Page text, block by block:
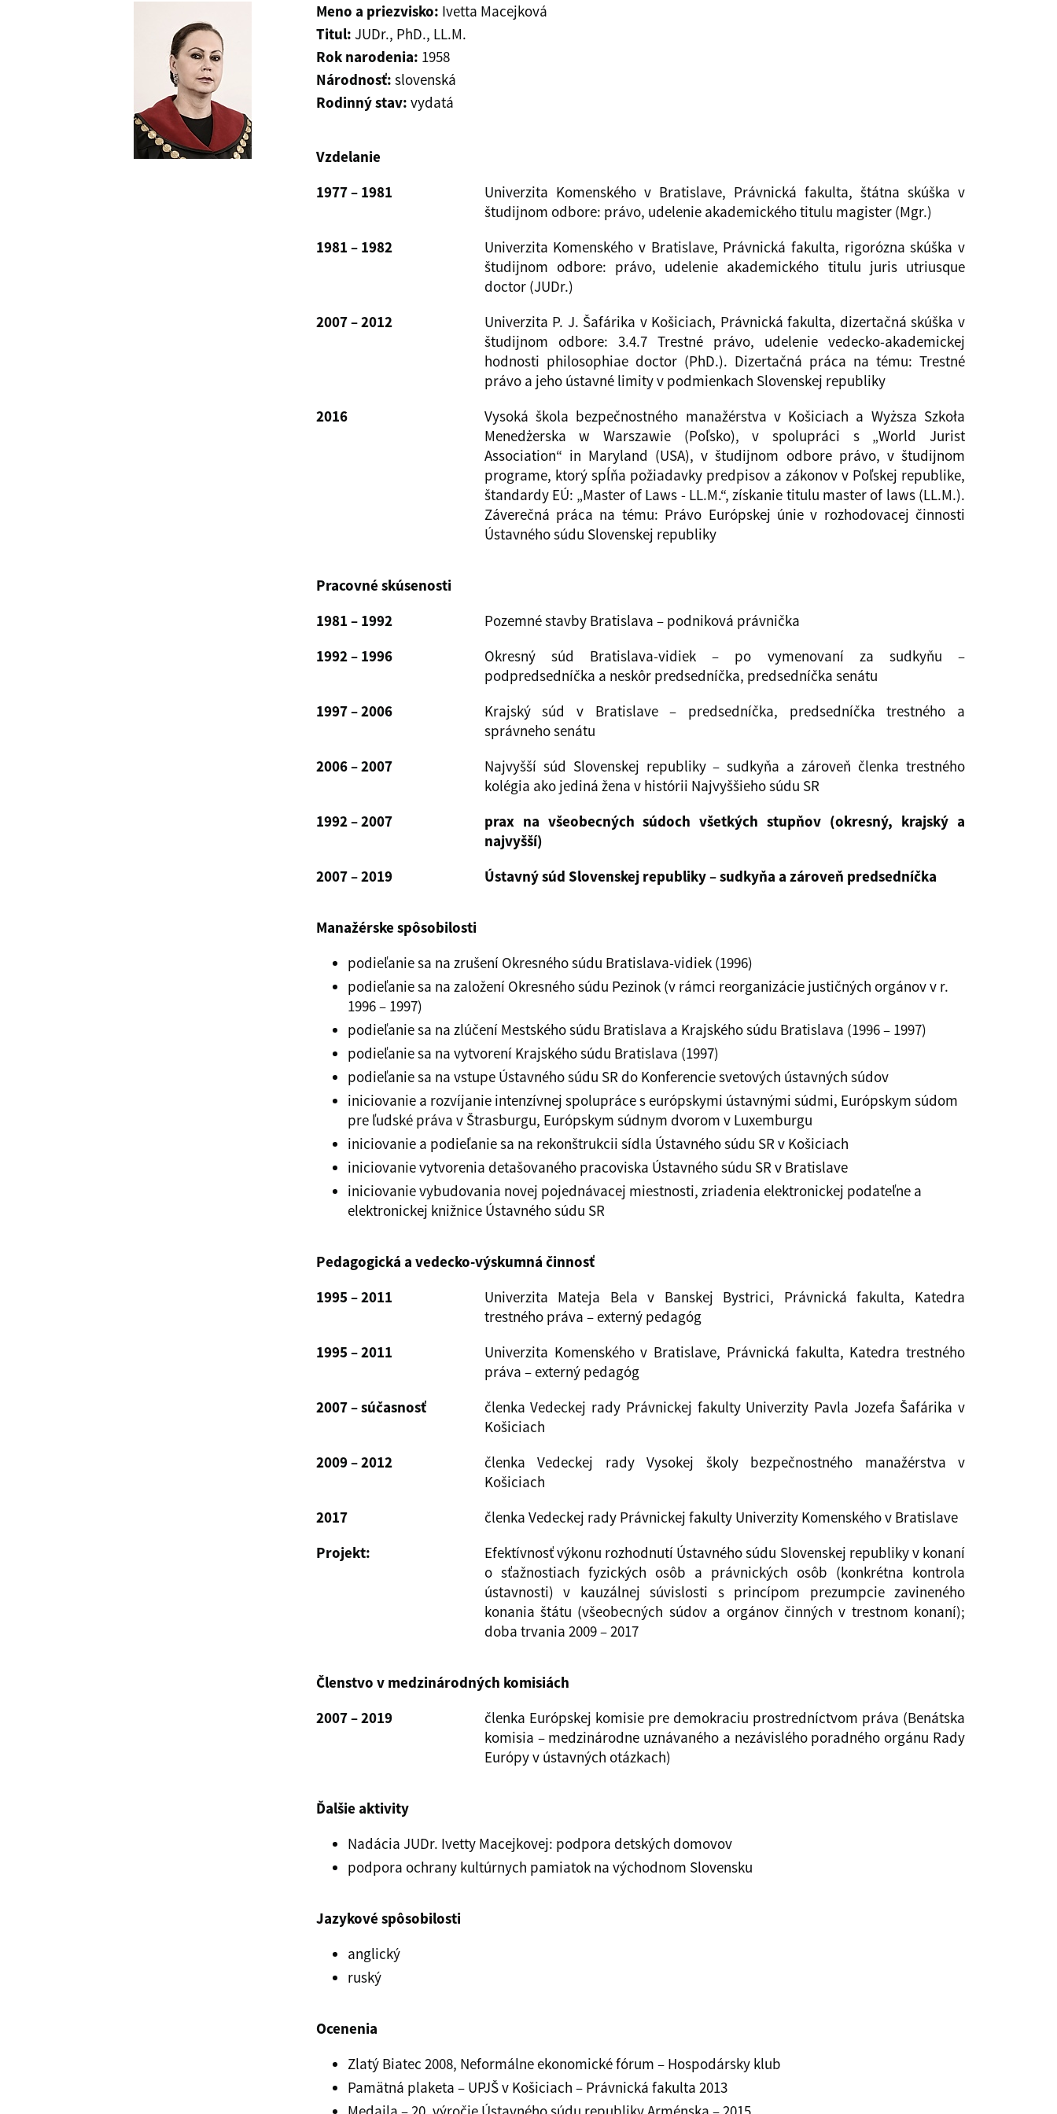
Meno a priezvisko: Ivetta Macejková
Titul: JUDr., PhD., LL.M.
Rok narodenia: 1958
Národnosť: slovenská
Rodinný stav: vydatá
Vzdelanie
1977 – 1981
Univerzita Komenského v Bratislave, Právnická fakulta, štátna skúška v
študijnom odbore: právo, udelenie akademického titulu magister (Mgr.)
1981 – 1982
Univerzita Komenského v Bratislave, Právnická fakulta, rigorózna skúška v
študijnom odbore: právo, udelenie akademického titulu juris utriusque
doctor (JUDr.)
2007 – 2012
Univerzita P. J. Šafárika v Košiciach, Právnická fakulta, dizertačná skúška v
študijnom odbore: 3.4.7 Trestné právo, udelenie vedecko-akademickej
hodnosti philosophiae doctor (PhD.). Dizertačná práca na tému: Trestné
právo a jeho ústavné limity v podmienkach Slovenskej republiky
2016
Vysoká škola bezpečnostného manažérstva v Košiciach a Wyższa Szkoła
Menedżerska w Warszawie (Poľsko), v spolupráci s „World Jurist
Association“ in Maryland (USA), v študijnom odbore právo, v študijnom
programe, ktorý spĺňa požiadavky predpisov a zákonov v Poľskej republike,
štandardy EÚ: „Master of Laws - LL.M.“, získanie titulu master of laws (LL.M.).
Záverečná práca na tému: Právo Európskej únie v rozhodovacej činnosti
Ústavného súdu Slovenskej republiky
Pracovné skúsenosti
1981 – 1992
Pozemné stavby Bratislava – podniková právnička
1992 – 1996
Okresný súd Bratislava-vidiek – po vymenovaní za sudkyňu –
podpredsedníčka a neskôr predsedníčka, predsedníčka senátu
1997 – 2006
Krajský súd v Bratislave – predsedníčka, predsedníčka trestného a
správneho senátu
2006 – 2007
Najvyšší súd Slovenskej republiky – sudkyňa a zároveň členka trestného
kolégia ako jediná žena v histórii Najvyššieho súdu SR
1992 – 2007
prax na všeobecných súdoch všetkých stupňov (okresný, krajský a
najvyšší)
2007 – 2019
Ústavný súd Slovenskej republiky – sudkyňa a zároveň predsedníčka
Manažérske spôsobilosti
podieľanie sa na zrušení Okresného súdu Bratislava-vidiek (1996)
podieľanie sa na založení Okresného súdu Pezinok (v rámci reorganizácie justičných orgánov v r.
1996 – 1997)
podieľanie sa na zlúčení Mestského súdu Bratislava a Krajského súdu Bratislava (1996 – 1997)
podieľanie sa na vytvorení Krajského súdu Bratislava (1997)
podieľanie sa na vstupe Ústavného súdu SR do Konferencie svetových ústavných súdov
iniciovanie a rozvíjanie intenzívnej spolupráce s európskymi ústavnými súdmi, Európskym súdom
pre ľudské práva v Štrasburgu, Európskym súdnym dvorom v Luxemburgu
iniciovanie a podieľanie sa na rekonštrukcii sídla Ústavného súdu SR v Košiciach
iniciovanie vytvorenia detašovaného pracoviska Ústavného súdu SR v Bratislave
iniciovanie vybudovania novej pojednávacej miestnosti, zriadenia elektronickej podateľne a
elektronickej knižnice Ústavného súdu SR
Pedagogická a vedecko-výskumná činnosť
1995 – 2011
Univerzita Mateja Bela v Banskej Bystrici, Právnická fakulta, Katedra
trestného práva – externý pedagóg
1995 – 2011
Univerzita Komenského v Bratislave, Právnická fakulta, Katedra trestného
práva – externý pedagóg
2007 – súčasnosť
členka Vedeckej rady Právnickej fakulty Univerzity Pavla Jozefa Šafárika v
Košiciach
2009 – 2012
členka Vedeckej rady Vysokej školy bezpečnostného manažérstva v
Košiciach
2017
členka Vedeckej rady Právnickej fakulty Univerzity Komenského v Bratislave
Projekt:
Efektívnosť výkonu rozhodnutí Ústavného súdu Slovenskej republiky v konaní
o sťažnostiach fyzických osôb a právnických osôb (konkrétna kontrola
ústavnosti) v kauzálnej súvislosti s princípom prezumpcie zavineného
konania štátu (všeobecných súdov a orgánov činných v trestnom konaní);
doba trvania 2009 – 2017
Členstvo v medzinárodných komisiách
2007 – 2019
členka Európskej komisie pre demokraciu prostredníctvom práva (Benátska
komisia – medzinárodne uznávaného a nezávislého poradného orgánu Rady
Európy v ústavných otázkach)
Ďalšie aktivity
Nadácia JUDr. Ivetty Macejkovej: podpora detských domovov
podpora ochrany kultúrnych pamiatok na východnom Slovensku
Jazykové spôsobilosti
anglický
ruský
Ocenenia
Zlatý Biatec 2008, Neformálne ekonomické fórum – Hospodársky klub
Pamätná plaketa – UPJŠ v Košiciach – Právnická fakulta 2013